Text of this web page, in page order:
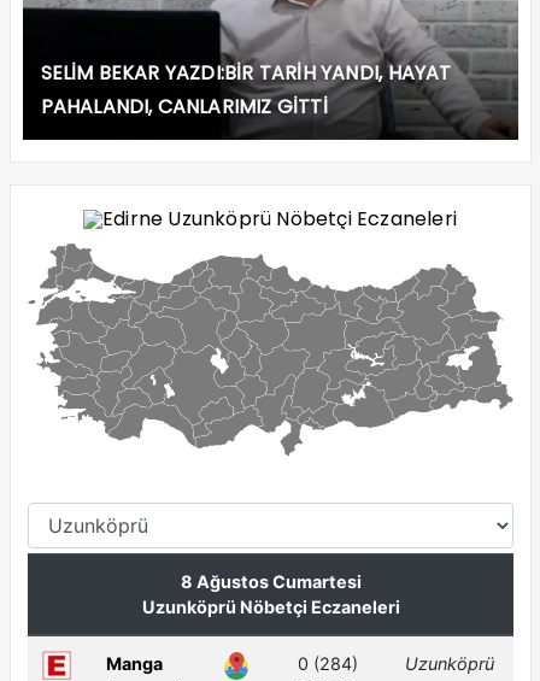
SELİM BEKAR YAZDI:BİR TARİH YANDI, HAYAT
PAHALANDI, CANLARIMIZ GİTTİ